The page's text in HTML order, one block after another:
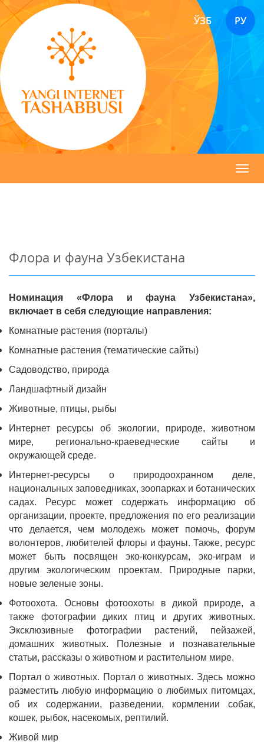
ЎЗБ РУ
Флора и фауна Узбекистана
Номинация «Флора и фауна Узбекистана»,
включает в себя следующие направления:
Комнатные растения (порталы)
Комнатные растения (тематические сайты)
Садоводство, природа
Ландшафтный дизайн
Животные, птицы, рыбы
Интернет ресурсы об экологии, природе, животном
мире, регионально-краеведческие сайты и
окружающей среде.
Интернет-ресурсы о природоохранном деле,
национальных заповедниках, зоопарках и ботанических
садах. Ресурс может содержать информацию об
организации, проекте, предложения по его реализации
что делается, чем молодежь может помочь, форум
волонтеров, любителей флоры и фауны. Также, ресурс
может быть посвящен эко-конкурсам, эко-играм и
другим экологическим проектам.
Природные парки,
новые зеленые зоны.
Фотоохота. Основы фотоохоты в дикой природе, а
также фотографии диких птиц и других животных.
Эксклюзивные фотографии растений, пейзажей,
домашних животных. Полезные и познавательные
статьи, рассказы о животном и растительном мире.
Портал о животных. Портал о животных. Здесь можно
разместить любую информацию о любимых питомцах,
об их содержании, разведении, кормлении собак,
кошек, рыбок, насекомых, рептилий.
Живой мир